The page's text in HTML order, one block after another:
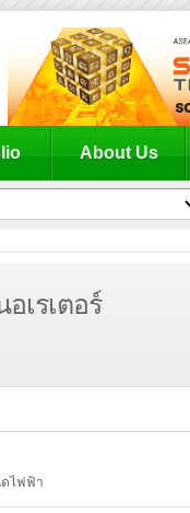
About Us
อเรเตอร์
ดไฟฟ้า